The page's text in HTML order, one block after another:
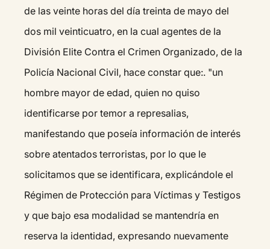
de las veinte horas del día treinta de mayo del
dos mil veinticuatro, en la cual agentes de la
División Elite Contra el Crimen Organizado, de la
Policía Nacional Civil, hace constar que:. "un
hombre mayor de edad, quien no quiso
identificarse por temor a represalias,
manifestando que poseía información de interés
sobre atentados terroristas, por lo que le
solicitamos que se identificara, explicándole el
Régimen de Protección para Víctimas y Testigos
y que bajo esa modalidad se mantendría en
reserva la identidad, expresando nuevamente